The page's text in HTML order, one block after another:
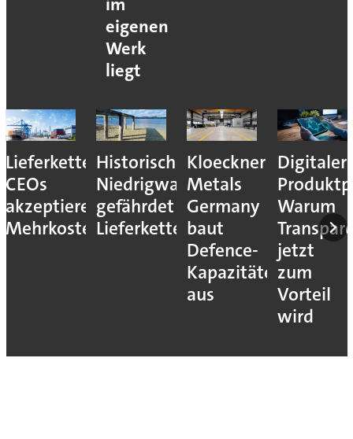
eigenen
Werk
liegt
Lieferkettenresilienz:
CEOs
akzeptieren
Mehrkosten
Historisches
Niedrigwasser
gefährdet
Lieferketten
Kloeckner
Metals
Germany
baut
Defence-
Kapazitäten
aus
Digitaler
Warum
jetzt
zum
Vorteil
wird